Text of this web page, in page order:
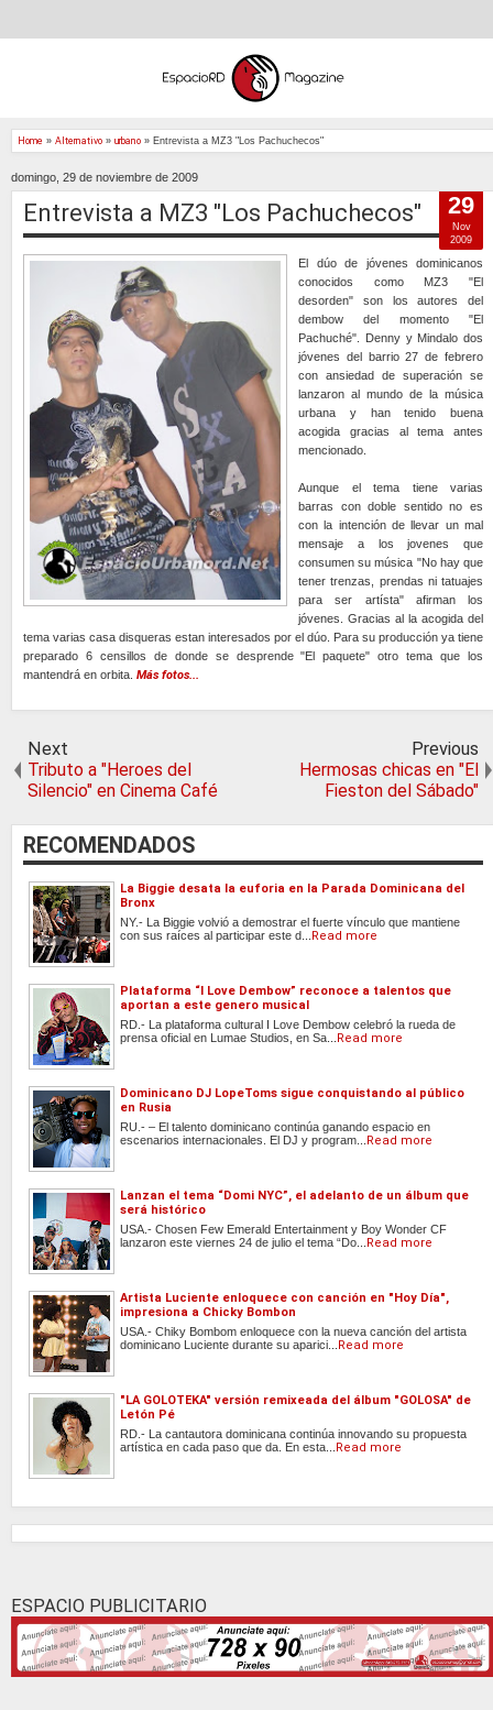
Home » Alternativo » urbano » Entrevista a MZ3 "Los Pachuchecos"
domingo, 29 de noviembre de 2009
Entrevista a MZ3 "Los Pachuchecos"
El dúo de jóvenes dominicanos
conocidos como MZ3 "El
desorden" son los autores del
dembow del momento "El
Pachuché". Denny y Mindalo dos
jóvenes del barrio 27 de febrero
con ansiedad de superación se
lanzaron al mundo de la música
urbana y han tenido buena
acogida gracias al tema antes
mencionado.
Aunque el tema tiene varias
barras con doble sentido no es
con la intención de llevar un mal
mensaje a los jovenes que
consumen su música "No hay que
tener trenzas, prendas ni tatuajes
para ser artísta" afirman los
jóvenes. Gracias al la acogida del
tema varias casa disqueras estan interesados por el dúo. Para su producción ya tiene
preparado 6 censillos de donde se desprende "El paquete" otro tema que los
mantendrá en orbita. Más fotos...
29
Nov
2009
Next
Tributo a "Heroes del
Silencio" en Cinema Café
Previous
Hermosas chicas en "El
Fieston del Sábado"
RECOMENDADOS
La Biggie desata la euforia en la Parada Dominicana del
Bronx
NY.- La Biggie volvió a demostrar el fuerte vínculo que mantiene
con sus raíces al participar este d...
Read more
Plataforma “I Love Dembow” reconoce a talentos que
aportan a este genero musical
RD.- La plataforma cultural I Love Dembow celebró la rueda de
prensa oficial en Lumae Studios, en Sa...
Read more
Dominicano DJ LopeToms sigue conquistando al público
en Rusia
RU.- – El talento dominicano continúa ganando espacio en
escenarios internacionales. El DJ y program...
Read more
Lanzan el tema “Domi NYC”, el adelanto de un álbum que
será histórico
USA.- Chosen Few Emerald Entertainment y Boy Wonder CF
lanzaron este viernes 24 de julio el tema “Do...
Read more
Artista Luciente enloquece con canción en "Hoy Día",
impresiona a Chicky Bombon
USA.- Chiky Bombom enloquece con la nueva canción del artista
dominicano Luciente durante su aparici...
Read more
"LA GOLOTEKA" versión remixeada del álbum "GOLOSA" de
Letón Pé
RD.- La cantautora dominicana continúa innovando su propuesta
artística en cada paso que da. En esta...
Read more
ESPACIO PUBLICITARIO